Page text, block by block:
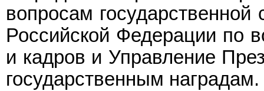
вопросам
Российской Федерации по
и кадров и Управление
государственным наградам.